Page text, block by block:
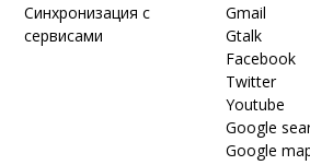
Синхронизация с
сервисами
Gmail
Gtalk
Facebook
Twitter
Youtube
Google
Google